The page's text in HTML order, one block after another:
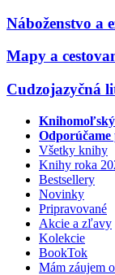
Náboženstvo a
Mapy a
Cudzojazyčná
Odporúčame
Všetky knihy
Knihy roka
Bestsellery
Novinky
Pripravované
Akcie a zľavy
Kolekcie
BookTok
Mám záujem